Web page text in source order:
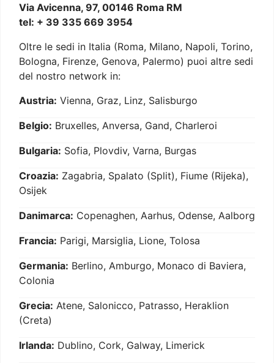
Via Avicenna, 97, 00146 Roma RM
tel: + 39 335 669 3954
Oltre le sedi in Italia (Roma, Milano, Napoli, Torino,
Bologna, Firenze, Genova, Palermo) puoi altre sedi
del nostro network in:
Austria: Vienna, Graz, Linz, Salisburgo
Belgio: Bruxelles, Anversa, Gand, Charleroi
Bulgaria: Sofia, Plovdiv, Varna, Burgas
Croazia: Zagabria, Spalato (Split), Fiume (Rijeka),
Osijek
Danimarca: Copenaghen, Aarhus, Odense, Aalborg
Francia: Parigi, Marsiglia, Lione, Tolosa
Germania: Berlino, Amburgo, Monaco di Baviera,
Colonia
Grecia: Atene, Salonicco, Patrasso, Heraklion
(Creta)
Irlanda: Dublino, Cork, Galway, Limerick